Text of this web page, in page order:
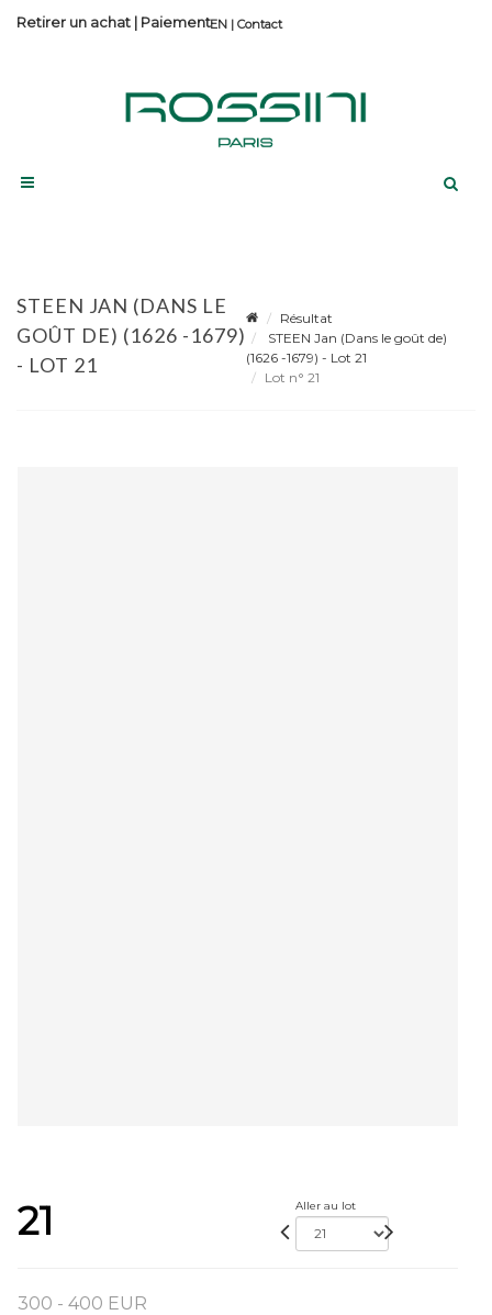
Contact
Retirer un achat | Paiement
STEEN JAN (DANS LE
GOÛT DE) (1626 -1679)
- LOT 21
Résultat
STEEN Jan (Dans le goût de)
(1626 -1679) - Lot 21
Lot n° 21
21 Aller au lot
300 - 400 EUR